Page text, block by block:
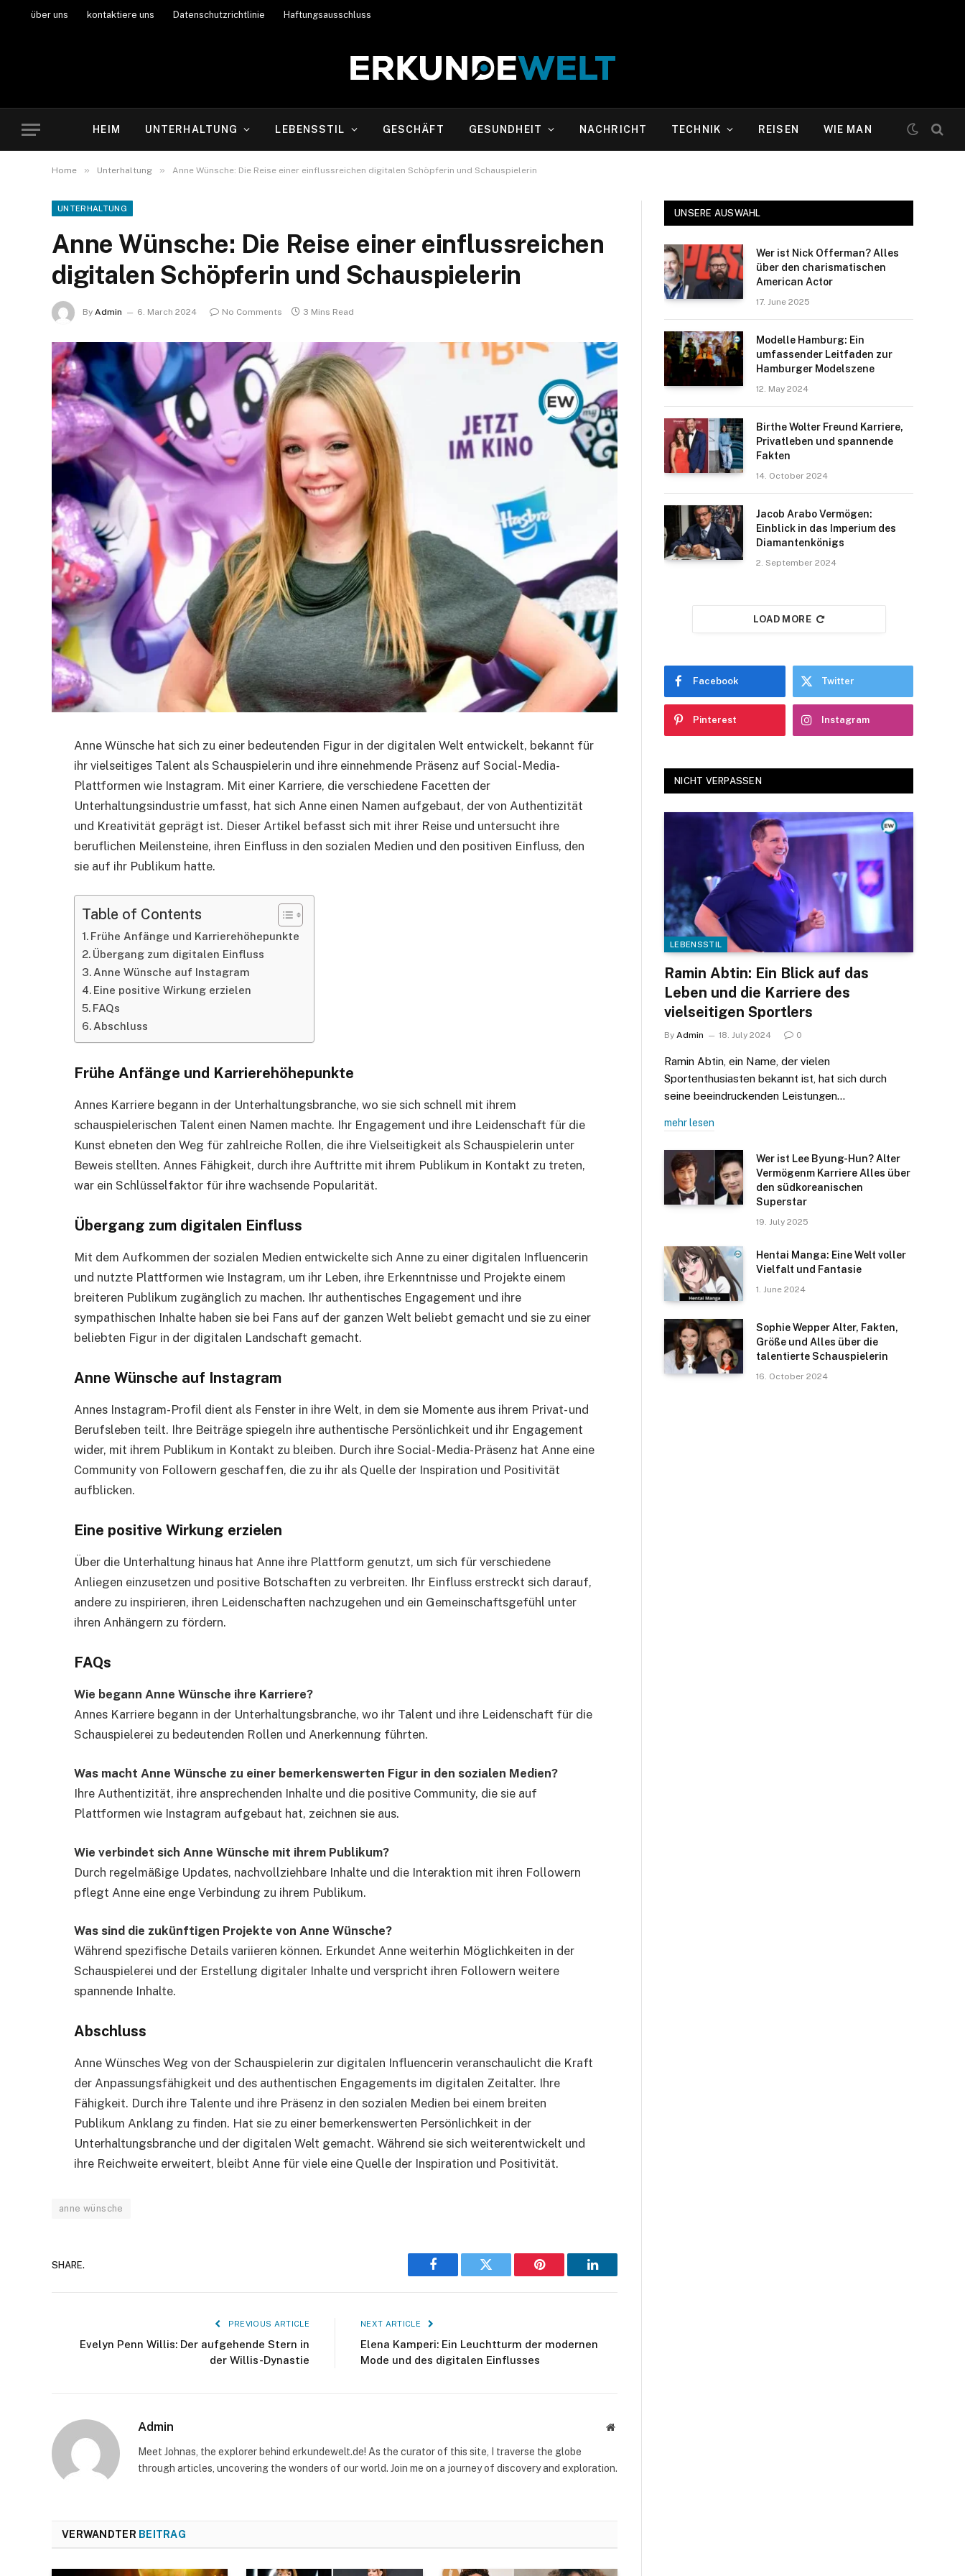
über uns kontaktiere uns Datenschutzrichtlinie Haftungsausschluss
HEIM UNTERHALTUNG LEBENSSTIL GESCHÄFT GESUNDHEIT NACHRICHT TECHNIK REISEN WIE MAN
Home » Unterhaltung » Anne Wünsche: Die Reise einer einflussreichen digitalen Schöpferin und Schauspielerin
UNTERHALTUNG
Anne Wünsche: Die Reise einer einflussreichen
digitalen Schöpferin und Schauspielerin
By Admin 6. March 2024 No Comments 3 Mins Read
Anne Wünsche hat sich zu einer bedeutenden Figur in der digitalen Welt entwickelt, bekannt für
ihr vielseitiges Talent als Schauspielerin und ihre einnehmende Präsenz auf Social-Media-
Plattformen wie Instagram. Mit einer Karriere, die verschiedene Facetten der
Unterhaltungsindustrie umfasst, hat sich Anne einen Namen aufgebaut, der von Authentizität
und Kreativität geprägt ist. Dieser Artikel befasst sich mit ihrer Reise und untersucht ihre
beruflichen Meilensteine, ihren Einfluss in den sozialen Medien und den positiven Einfluss, den
sie auf ihr Publikum hatte.
Table of Contents
Frühe Anfänge und Karrierehöhepunkte
Übergang zum digitalen Einfluss
Anne Wünsche auf Instagram
Eine positive Wirkung erzielen
FAQs
Abschluss
Frühe Anfänge und Karrierehöhepunkte
Annes Karriere begann in der Unterhaltungsbranche, wo sie sich schnell mit ihrem
schauspielerischen Talent einen Namen machte. Ihr Engagement und ihre Leidenschaft für die
Kunst ebneten den Weg für zahlreiche Rollen, die ihre Vielseitigkeit als Schauspielerin unter
Beweis stellten. Annes Fähigkeit, durch ihre Auftritte mit ihrem Publikum in Kontakt zu treten,
war ein Schlüsselfaktor für ihre wachsende Popularität.
Übergang zum digitalen Einfluss
Mit dem Aufkommen der sozialen Medien entwickelte sich Anne zu einer digitalen Influencerin
und nutzte Plattformen wie Instagram, um ihr Leben, ihre Erkenntnisse und Projekte einem
breiteren Publikum zugänglich zu machen. Ihr authentisches Engagement und ihre
sympathischen Inhalte haben sie bei Fans auf der ganzen Welt beliebt gemacht und sie zu einer
beliebten Figur in der digitalen Landschaft gemacht.
Anne Wünsche auf Instagram
Annes Instagram-Profil dient als Fenster in ihre Welt, in dem sie Momente aus ihrem Privat- und
Berufsleben teilt. Ihre Beiträge spiegeln ihre authentische Persönlichkeit und ihr Engagement
wider, mit ihrem Publikum in Kontakt zu bleiben. Durch ihre Social-Media-Präsenz hat Anne eine
Community von Followern geschaffen, die zu ihr als Quelle der Inspiration und Positivität
aufblicken.
Eine positive Wirkung erzielen
Über die Unterhaltung hinaus hat Anne ihre Plattform genutzt, um sich für verschiedene
Anliegen einzusetzen und positive Botschaften zu verbreiten. Ihr Einfluss erstreckt sich darauf,
andere zu inspirieren, ihren Leidenschaften nachzugehen und ein Gemeinschaftsgefühl unter
ihren Anhängern zu fördern.
FAQs
Wie begann Anne Wünsche ihre Karriere?
Annes Karriere begann in der Unterhaltungsbranche, wo ihr Talent und ihre Leidenschaft für die
Schauspielerei zu bedeutenden Rollen und Anerkennung führten.
Was macht Anne Wünsche zu einer bemerkenswerten Figur in den sozialen Medien?
Ihre Authentizität, ihre ansprechenden Inhalte und die positive Community, die sie auf
Plattformen wie Instagram aufgebaut hat, zeichnen sie aus.
Wie verbindet sich Anne Wünsche mit ihrem Publikum?
Durch regelmäßige Updates, nachvollziehbare Inhalte und die Interaktion mit ihren Followern
pflegt Anne eine enge Verbindung zu ihrem Publikum.
Was sind die zukünftigen Projekte von Anne Wünsche?
Während spezifische Details variieren können. Erkundet Anne weiterhin Möglichkeiten in der
Schauspielerei und der Erstellung digitaler Inhalte und verspricht ihren Followern weitere
spannende Inhalte.
Abschluss
Anne Wünsches Weg von der Schauspielerin zur digitalen Influencerin veranschaulicht die Kraft
der Anpassungsfähigkeit und des authentischen Engagements im digitalen Zeitalter. Ihre
Fähigkeit. Durch ihre Talente und ihre Präsenz in den sozialen Medien bei einem breiten
Publikum Anklang zu finden. Hat sie zu einer bemerkenswerten Persönlichkeit in der
Unterhaltungsbranche und der digitalen Welt gemacht. Während sie sich weiterentwickelt und
ihre Reichweite erweitert, bleibt Anne für viele eine Quelle der Inspiration und Positivität.
anne wünsche
SHARE.
Facebook Twitter Pinterest LinkedIn
PREVIOUS ARTICLE
Evelyn Penn Willis: Der aufgehende Stern in
der Willis-Dynastie
NEXT ARTICLE
Elena Kamperi: Ein Leuchtturm der modernen
Mode und des digitalen Einflusses
Admin Website
Meet Johnas, the explorer behind erkundewelt.de! As the curator of this site, I traverse the globe
through articles, uncovering the wonders of our world. Join me on a journey of discovery and exploration.
VERWANDTER BEITRAG
UNSERE AUSWAHL
Wer ist Nick Offerman? Alles
über den charismatischen
American Actor
17. June 2025
Modelle Hamburg: Ein
umfassender Leitfaden zur
Hamburger Modelszene
12. May 2024
Birthe Wolter Freund Karriere,
Privatleben und spannende
Fakten
14. October 2024
Jacob Arabo Vermögen:
Einblick in das Imperium des
Diamantenkönigs
2. September 2024
LOAD MORE
Facebook Twitter
Pinterest Instagram
NICHT VERPASSEN
LEBENSSTIL
Ramin Abtin: Ein Blick auf das
Leben und die Karriere des
vielseitigen Sportlers
By Admin 18. July 2024 0
Ramin Abtin, ein Name, der vielen
Sportenthusiasten bekannt ist, hat sich durch
seine beeindruckenden Leistungen…
mehr lesen
Wer ist Lee Byung-Hun? Alter
Vermögenm Karriere Alles über
den südkoreanischen
Superstar
19. July 2025
Hentai Manga: Eine Welt voller
Vielfalt und Fantasie
1. June 2024
Sophie Wepper Alter, Fakten,
Größe und Alles über die
talentierte Schauspielerin
16. October 2024